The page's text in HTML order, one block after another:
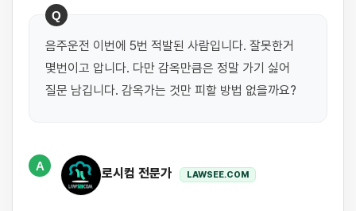
Q
음주운전 이번에 5번 적발된 사람입니다. 잘못한거
몇번이고 압니다. 다만 감옥만큼은 정말 가기 싫어
질문 남깁니다. 감옥가는 것만 피할 방법 없을까요?
A
로시컴 전문가 LAWSEE.COM